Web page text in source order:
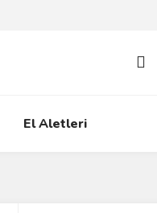
El Aletleri